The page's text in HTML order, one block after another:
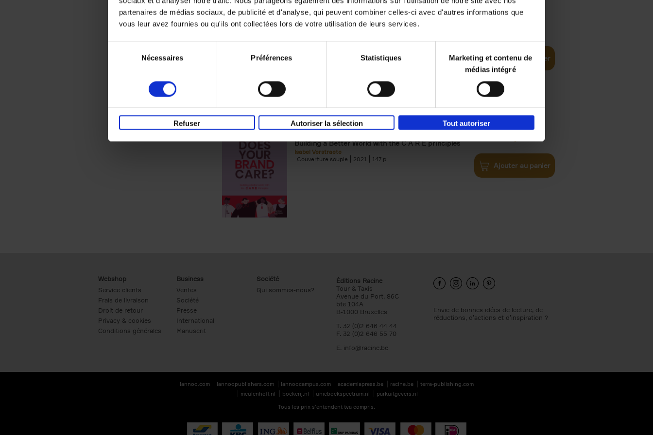
partenaires de médias sociaux, de publicité et d'analyse, qui peuvent combiner celles-ci avec d'autres informations que
vous leur avez fournies ou qu'ils ont collectées lors de votre utilisation de leurs services.
Nécessaires Préférences Statistiques
Marketing et contenu de
médias intégré
Refuser Autoriser la sélection Tout autoriser
Building Bonds = Building Business
Ajouter au panier
Does Your Brand Care?
Building a Better World with the C A R E principles
Isabel Verstraete
Couverture souple
2021 147
€34,99
Ajouter au panier
Webshop
Service clients
Frais de livraison
Droit de retour
Privacy & cookies
Conditions générales
Business
Ventes
Société
Presse
International
Manuscrit
Société
Qui sommes-nous?
Éditions Racine
Tour & Taxis
Avenue du Port, 86C
bte 104A
B-1000 Bruxelles
T. 32 (0)2 646 44 44
F. 32 (0)2 646 55 70
E. info@racine.be
Envie de bonnes idées de lecture, de
réductions, d’actions et d’inspiration ?
lannoo.com lannoopublishers.com lannoocampus.com academiapress.be racine.be
terra-publishing.com
meulenhoff.nl
boekerij.nl unieboekspectrum.nl
parkuitgevers.nl
Tous les prix s’entendent tva compris.